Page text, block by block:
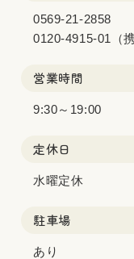
0569-21-2858
0120-4915-01（
営業時間
9:30～19:00
定休日
水曜定休
駐車場
あり